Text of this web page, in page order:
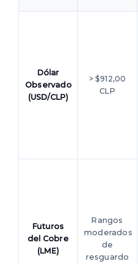
Dólar
Observado
(USD/CLP)
> $912,00
CLP
Futuros
del Cobre
(LME)
Rangos
moderados
de
resguardo